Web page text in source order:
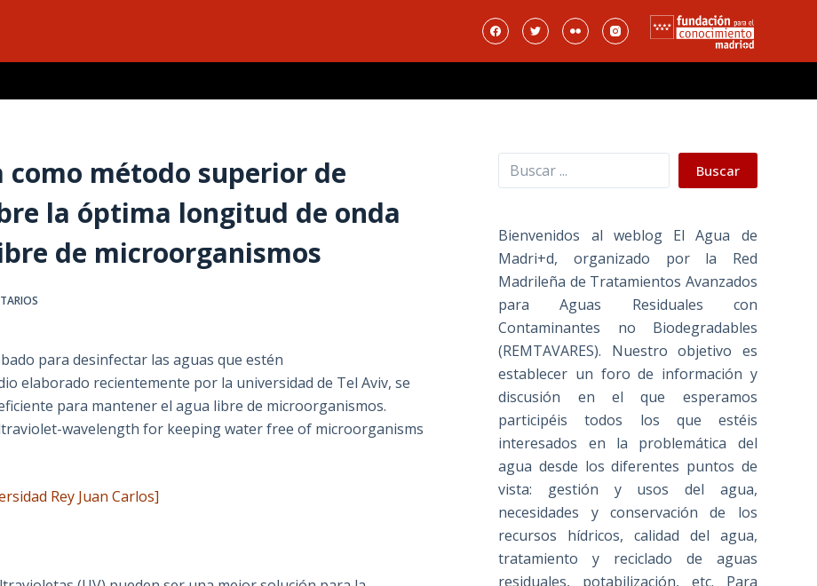
método superior de
la óptima longitud de onda
de microorganismos
para desinfectar las aguas que estén
elaborado recientemente por la universidad de Tel Aviv, se
para mantener el agua libre de microorganismos.
wavelength for keeping water free of microorganisms
Rey Juan Carlos]
Buscar Buscar
Bienvenidos al weblog El Agua de
Madri+d, organizado por la Red
Madrileña de Tratamientos Avanzados
para Aguas Residuales con
Contaminantes no Biodegradables
(REMTAVARES). Nuestro objetivo es
establecer un foro de información y
discusión en el que esperamos
participéis todos los que estéis
interesados en la problemática del
agua desde los diferentes puntos de
vista: gestión y usos del agua,
necesidades y conservación de los
recursos hídricos, calidad del agua,
tratamiento y reciclado de aguas
residuales, potabilización, etc. Para